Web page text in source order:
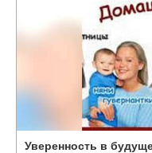
Уверенность в